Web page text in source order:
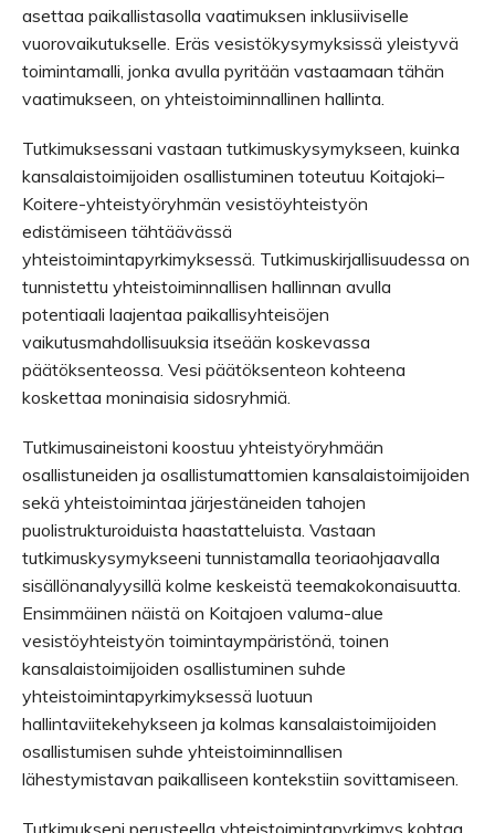
asettaa paikallistasolla vaatimuksen inklusiiviselle
vuorovaikutukselle. Eräs vesistökysymyksissä yleistyvä
toimintamalli, jonka avulla pyritään vastaamaan tähän
vaatimukseen, on yhteistoiminnallinen hallinta.
Tutkimuksessani vastaan tutkimuskysymykseen, kuinka
kansalaistoimijoiden osallistuminen toteutuu Koitajoki–
Koitere-yhteistyöryhmän vesistöyhteistyön
edistämiseen tähtäävässä
yhteistoimintapyrkimyksessä. Tutkimuskirjallisuudessa on
tunnistettu yhteistoiminnallisen hallinnan avulla
potentiaali laajentaa paikallisyhteisöjen
vaikutusmahdollisuuksia itseään koskevassa
päätöksenteossa. Vesi päätöksenteon kohteena
koskettaa moninaisia sidosryhmiä.
Tutkimusaineistoni koostuu yhteistyöryhmään
osallistuneiden ja osallistumattomien kansalaistoimijoiden
sekä yhteistoimintaa järjestäneiden tahojen
puolistrukturoiduista haastatteluista. Vastaan
tutkimuskysymykseeni tunnistamalla teoriaohjaavalla
sisällönanalyysillä kolme keskeistä teemakokonaisuutta.
Ensimmäinen näistä on Koitajoen valuma-alue
vesistöyhteistyön toimintaympäristönä, toinen
kansalaistoimijoiden osallistuminen suhde
yhteistoimintapyrkimyksessä luotuun
hallintaviitekehykseen ja kolmas kansalaistoimijoiden
osallistumisen suhde yhteistoiminnallisen
lähestymistavan paikalliseen kontekstiin sovittamiseen.
Tutkimukseni perusteella yhteistoimintapyrkimys kohtaa